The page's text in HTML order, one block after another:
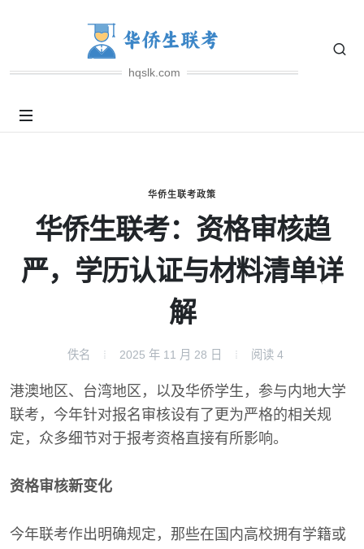
hqslk.com
华侨生联考政策
华侨生联考：资格审核趋
严，学历认证与材料清单详
解
佚名 2025 年 11 月 28 日 阅读 4
港澳地区、台湾地区，以及华侨学生，参与内地大学
联考，今年针对报名审核设有了更为严格的相关规
定，众多细节对于报考资格直接有所影响。
资格审核新变化
今年联考作出明确规定，那些在国内高校拥有学籍或